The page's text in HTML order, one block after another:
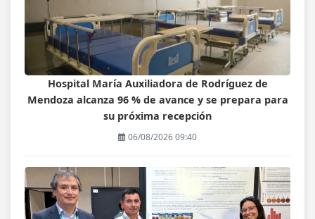
Hospital María Auxiliadora de Rodríguez de
Mendoza alcanza 96 % de avance y se prepara para
su próxima recepción
06/08/2026 09:40